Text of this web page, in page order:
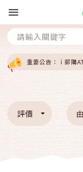
重要公告：ｉ郵購
評價